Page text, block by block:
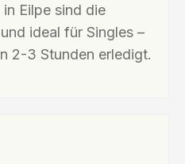
Eilpe sind die
ideal für Singles –
2-3 Stunden erledigt.